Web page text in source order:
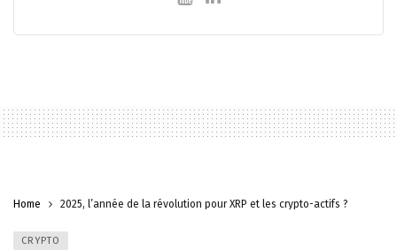
Home 2025, l’année de la révolution pour XRP et les crypto-actifs ?
CRYPTO